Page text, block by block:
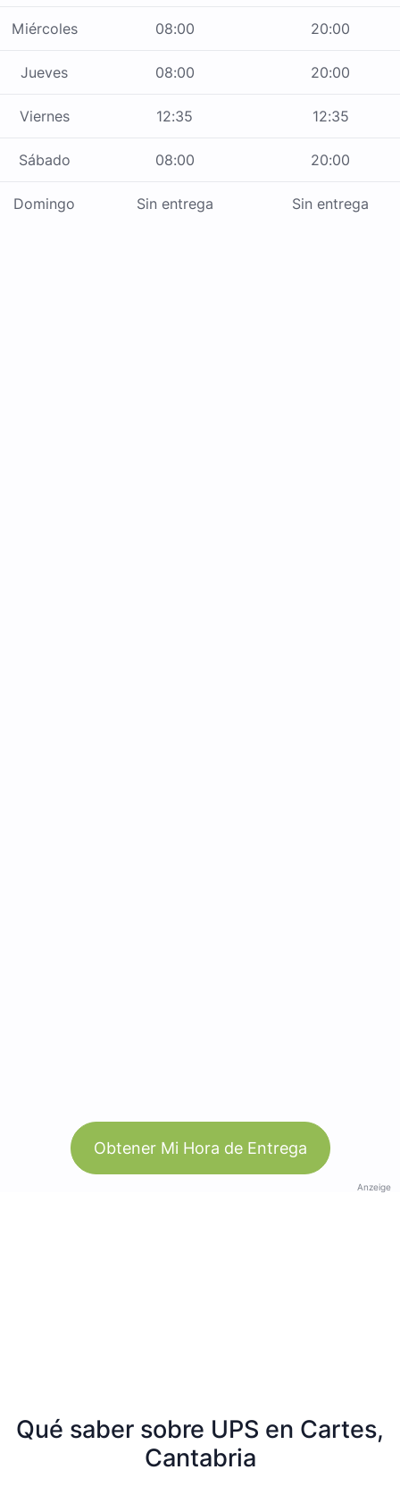
Miércoles 08:00 20:00
Jueves 08:00 20:00
Viernes 12:35 12:35
Sábado 08:00 20:00
Domingo Sin entrega Sin entrega
Obtener Mi Hora de Entrega
Anzeige
Qué saber sobre UPS en Cartes,
Cantabria